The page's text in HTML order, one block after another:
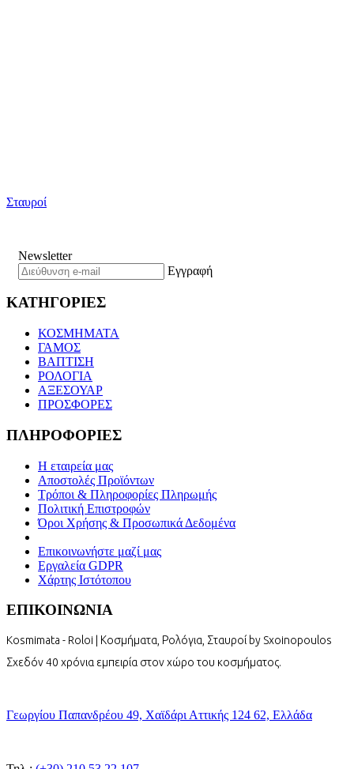
Σταυροί
Newsletter
Εγγραφή
ΚΑΤΗΓΟΡΙΕΣ
ΚΟΣΜΗΜΑΤΑ
ΓΑΜΟΣ
ΒΑΠΤΙΣΗ
ΡΟΛΟΓΙΑ
ΑΞΕΣΟΥΑΡ
ΠΡΟΣΦΟΡΕΣ
ΠΛΗΡΟΦΟΡΙΕΣ
Η εταιρεία μας
Αποστολές Προϊόντων
Τρόποι & Πληροφορίες Πληρωμής
Πολιτική Επιστροφών
Όροι Χρήσης & Προσωπικά Δεδομένα
Επικοινωνήστε μαζί μας
Εργαλεία GDPR
Χάρτης Ιστότοπου
ΕΠΙΚΟΙΝΩΝΙΑ
Kosmimata - Roloi | Κοσμήματα, Ρολόγια, Σταυροί by Sxoinopoulos
Σχεδόν 40 χρόνια εμπειρία στον χώρο του κοσμήματος.
Γεωργίου Παπανδρέου 49, Χαϊδάρι Αττικής 124 62, Ελλάδα